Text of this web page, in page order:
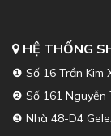
HỆ THỐNG
❶ Số 16 Trần Kim
❷ Số 161 Nguyễn
❸ Nhà 48-D4